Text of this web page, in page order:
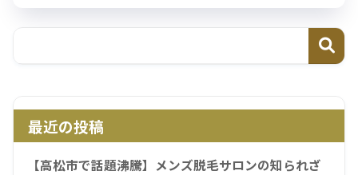
最近の投稿
【高松市で話題沸騰】メンズ脱毛サロンの知られざ